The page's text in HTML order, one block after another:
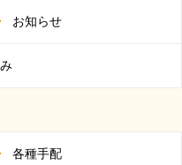
お知らせ
各種手配